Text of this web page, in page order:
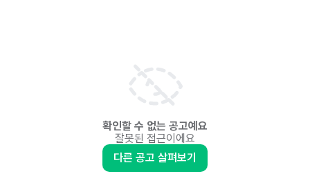
확인할 수 없는 공고예요
잘못된 접근이에요
다른 공고 살펴보기